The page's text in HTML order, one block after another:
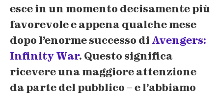
esce in un momento decisamente più
favorevolee appena qualche mese
dopo l’enorme successo di Avengers:
Infinity War. Questo significa
ricevere una maggiore attenzione
da parte del pubblico – e l’abbiamo